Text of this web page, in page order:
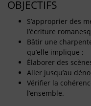
OBJECTIFS
S’approprier des
l’écriture
Bâtir une
qu’elle implique ;
Élaborer des
Aller jusqu’au
Vérifier la
l’ensemble.